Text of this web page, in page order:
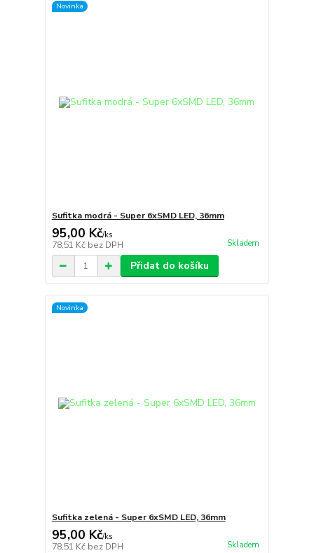
Novinka
Sufitka modrá - Super 6xSMD LED, 36mm
95,00 Kč/ks
78,51 Kč bez DPH Skladem
Přidat do košíku
Novinka
Sufitka zelená - Super 6xSMD LED, 36mm
95,00 Kč/ks
78,51 Kč bez DPH Skladem